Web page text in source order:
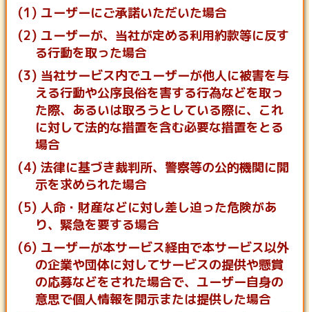
(1) ユーザーにご承諾いただいた場合
(2) ユーザーが、当社が定める利用約款等に反す
る行動を取った場合
(3) 当社サービス内でユーザーが他人に被害を与
える行動や公序良俗を害する行為などを取っ
た際、あるいは取ろうとしている際に、これ
に対して法的な措置を含む必要な措置をとる
場合
(4) 法律に基づき裁判所、警察等の公的機関に開
示を求められた場合
(5) 人命・財産などに対し差し迫った危険があ
り、緊急を要する場合
(6) ユーザーが本サービス経由で本サービス以外
の企業や団体に対してサービスの提供や懸賞
の応募などをされた場合で、ユーザー自身の
意思で個人情報を開示または提供した場合